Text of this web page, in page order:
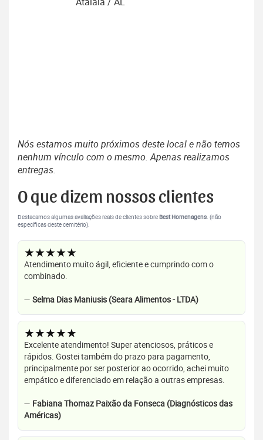
Nós estamos muito próximos deste local e não temos
nenhum vínculo com o mesmo. Apenas realizamos
entregas.
O que dizem nossos clientes
Destacamos algumas avaliações reais de clientes sobre Best Homenagens. (não
específicas deste cemitério).
★★★★★
Atendimento muito ágil, eficiente e cumprindo com o
combinado.
— Selma Dias Maniusis (Seara Alimentos - LTDA)
★★★★★
Excelente atendimento! Super atenciosos, práticos e
rápidos. Gostei também do prazo para pagamento,
principalmente por ser posterior ao ocorrido, achei muito
empático e diferenciado em relação a outras empresas.
— Fabiana Thomaz Paixão da Fonseca (Diagnósticos das
Américas)